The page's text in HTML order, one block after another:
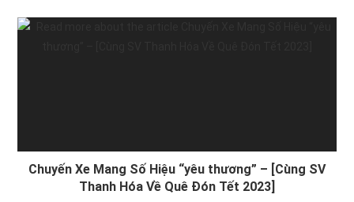
Chuyến Xe Mang Số Hiệu “yêu thương” – [Cùng SV
Thanh Hóa Về Quê Đón Tết 2023]